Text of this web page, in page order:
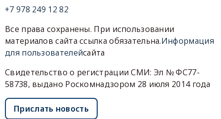
+7 978 249 12 82
Все права сохранены. При использовании
материалов сайта ссылка обязательна.Информация
для пользователейсайта
Свидетельство о регистрации СМИ: Эл № ФС77-
58738, выдано Роскомнадзором 28 июля 2014 года
Прислать новость